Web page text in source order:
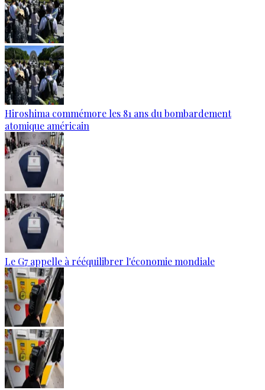
Hiroshima commémore les 81 ans du bombardement
atomique américain
Le G7 appelle à rééquilibrer l'économie mondiale